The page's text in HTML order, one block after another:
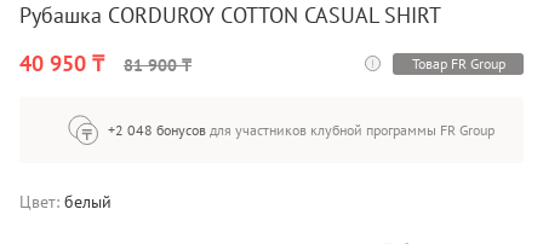
Рубашка CORDUROY COTTON CASUAL SHIRT
40 950 ₸
81 900 ₸ Товар FR Group
+2 048 бонусов для участников клубной программы FR Group
Цвет: белый